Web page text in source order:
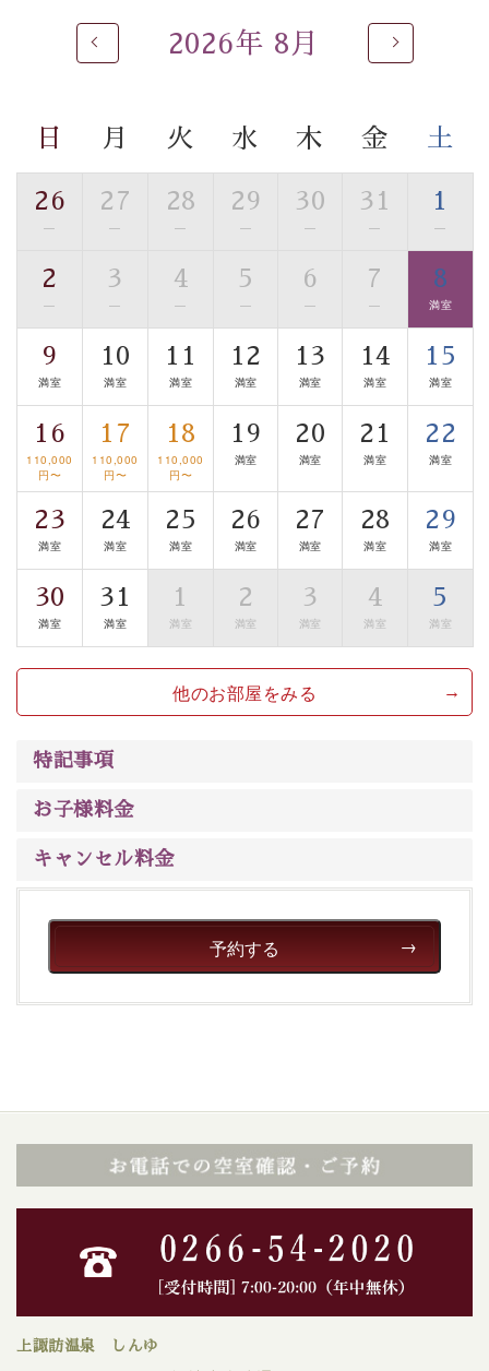
・館内フリーWi-Fi
・駐車場完備
【お食事】
・朝夕個室料亭で個室食
・夕食は地産地消の創作和会席 美湖膳（二十四節気と
・朝食はこだわりの味噌汁をはじめとした和定食
【温泉】
自家源泉「美翠源泉」は酸化の進みが遅く新鮮で若返り
の効果が高い、極めて希有な源泉です。身も心も癒され
るご入浴をお愉しみください。
■お座敷風呂（大浴場）
温泉の成分に合わせ、防菌防カビの特殊素材の畳を使
用。 足元が柔らかく、そして滑りにくい畳のお風呂で
※男性大浴場までのご移動には階段がございます。 予め
ご了承のほどお願いいたします。
貸切温泉風呂
（60分無料）
車椅子のまま入浴できる「昇降式貸切温泉」。眺望はご
です。ゆったりといやされるプライベートな空間
をお愉しみください。
以上がプラン内容です。
上諏訪温泉“しんゆ
事、諏訪湖に包まれるお部屋、
いただける、美しく癒される宿で贅沢に幸せのときを安
心してお過ごしください。
2026年 8月
日 月 火 水 木 金 土
26
—
27
—
28
—
29
—
30
—
31
—
1
—
2
—
3
—
4
—
5
—
6
—
7
—
8
満室
9
満室
10
満室
11
満室
12
満室
13
満室
14
満室
15
満室
16
110,000
円〜
17
110,000
円〜
18
110,000
円〜
19
満室
20
満室
21
満室
22
満室
23
満室
24
満室
25
満室
26
満室
27
満室
28
満室
29
満室
30
満室
31
満室
1
満室
2
満室
3
満室
4
満室
5
満室
他のお部屋をみる
特記事項
お子様料金
キャンセル料金
予約する
上諏訪温泉 しんゆ